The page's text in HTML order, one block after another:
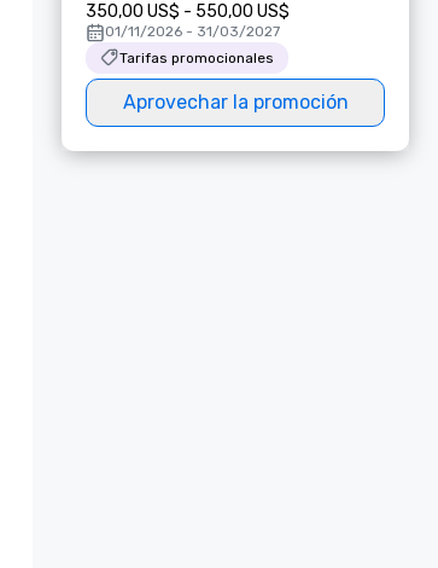
350,00 US$ - 550,00 US$
01/11/2026 - 31/03/2027
Tarifas promocionales
Aprovechar la promoción